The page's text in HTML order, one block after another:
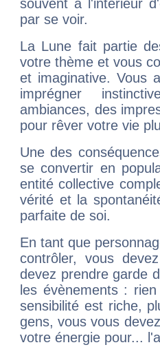
souvent à l'intérieur
par se voir.
La Lune fait partie
votre thème et vous
et imaginative. Vous
imprégner
ambiances, des
pour rêver votre vie
Une des
se convertir en
entité collective
vérité et la
parfaite de soi.
En tant que
contrôler, vous
devez prendre garde
les évènements :
sensibilité est riche,
gens, vous vous
votre énergie pour...